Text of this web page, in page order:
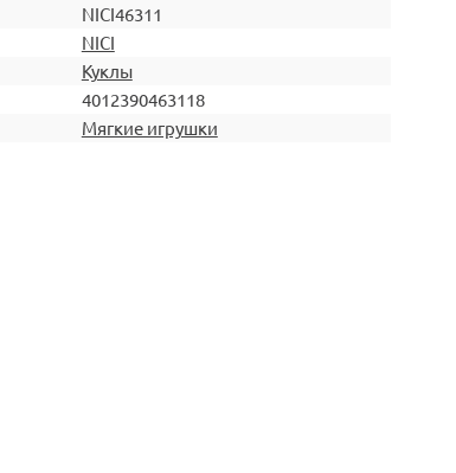
NICI46311
NICI
Куклы
4012390463118
Мягкие игрушки